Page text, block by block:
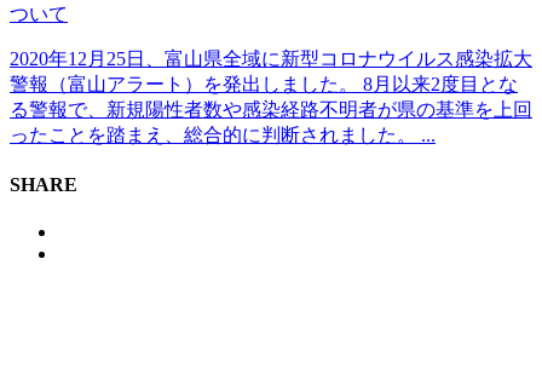
ついて
2020年12月25日、富山県全域に新型コロナウイルス感染拡大
警報（富山アラート）を発出しました。 8月以来2度目とな
る警報で、新規陽性者数や感染経路不明者が県の基準を上回
ったことを踏まえ、総合的に判断されました。 ...
SHARE